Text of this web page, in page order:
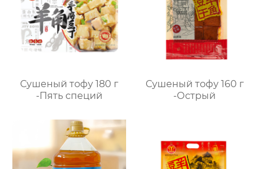
Сушеный тофу 180 г
-Пять специй
Сушеный тофу 160 г
-Острый